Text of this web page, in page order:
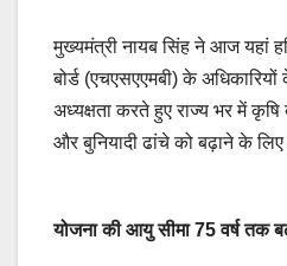
मुख्यमंत्री नायब सिंह ने आज यहां
बोर्ड (एचएसएएमबी) के
अध्यक्षता करते हुए राज्य भर में कृषि
और बुनियादी ढांचे को बढ़ाने के लिए
योजना की आयु सीमा75वर्ष तक